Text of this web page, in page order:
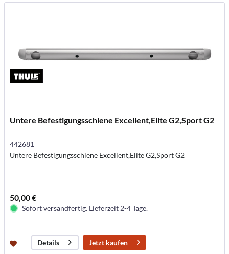
Untere Befestigungsschiene Excellent,Elite G2,Sport G2
442681
Untere Befestigungsschiene Excellent,Elite G2,Sport G2
50,00 €
Sofort versandfertig. Lieferzeit 2-4 Tage.
Details Jetzt kaufen